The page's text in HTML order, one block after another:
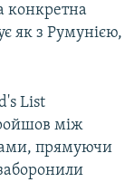
конкретна
як з Румунією,
List
між
прямуючи